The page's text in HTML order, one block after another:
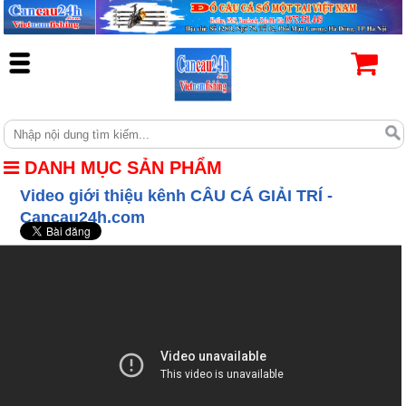
DANH MỤC SẢN PHẨM
Video giới thiệu kênh CÂU CÁ GIẢI TRÍ -
Cancau24h.com